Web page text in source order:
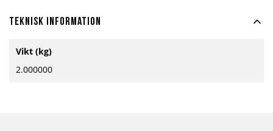
Teknisk information
information
Vikt (kg)
2.000000